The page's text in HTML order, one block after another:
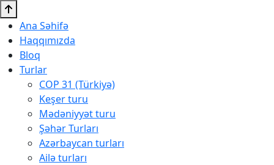
Ana Səhifə
Haqqımızda
Bloq
Turlar
COP 31 (Türkiyə)
Keşer turu
Mədəniyyət turu
Şəhər Turları
Azərbaycan turları
Ailə turları